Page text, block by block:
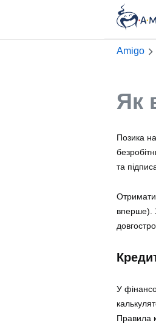
Amigo
Як
Позика
та
Отримати
вперше)
У
Правила